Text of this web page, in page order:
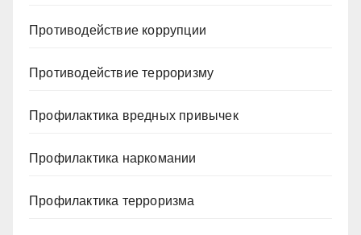
Противодействие коррупции
Противодействие терроризму
Профилактика вредных привычек
Профилактика наркомании
Профилактика терроризма